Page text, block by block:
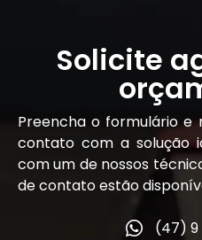
Solicite
Preencha o formulário e
contato com a solução
com um de nossos
de contato estão
(47) 9